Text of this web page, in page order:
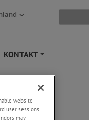
KONTAKT
website
user sessions
may